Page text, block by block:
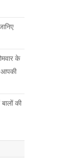
के
आपकी
की